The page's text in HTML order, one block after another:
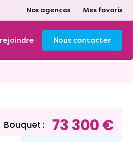
Nos agences Mes favoris
Nous contacter
Bouquet : 73 300 €